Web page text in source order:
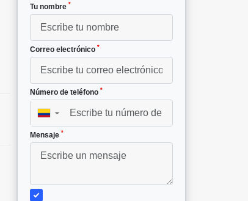
Tu nombre *
Correo electrónico *
Número de teléfono *
▼
Mensaje *